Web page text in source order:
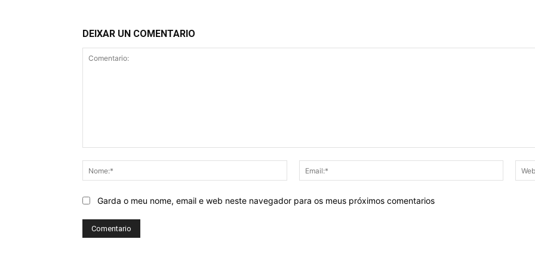
DEIXAR UN COMENTARIO
Nome:*
Email:*
Garda o meu nome, email e web neste navegador para os meus próximos comentarios